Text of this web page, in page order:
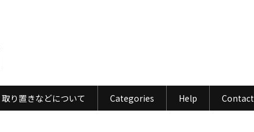
取り置きなどについて Categories Help Contact